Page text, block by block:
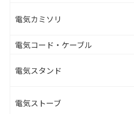
電気カミソリ
電気コード・ケーブル
電気スタンド
電気ストーブ